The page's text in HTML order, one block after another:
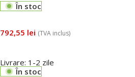
În stoc
792,55 lei (TVA inclus)
Livrare: 1-2 zile
În stoc